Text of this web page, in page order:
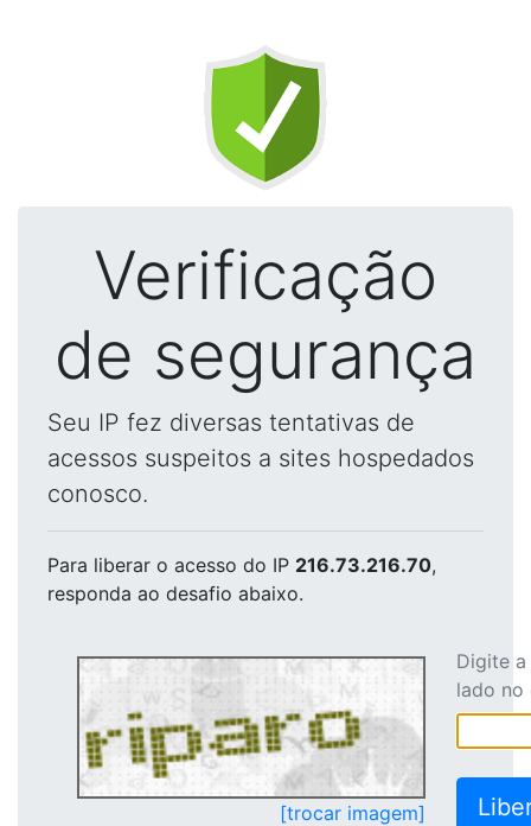
Verificação
de segurança
Seu IP fez diversas tentativas de
acessos suspeitos a sites hospedados
conosco.
Para liberar o acesso do IP 216.73.216.70,
responda ao desafio abaixo.
[trocar imagem]
Digite
lado no